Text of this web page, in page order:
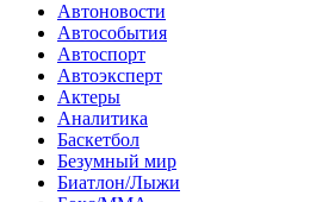
Автоновости
Автособытия
Автоспорт
Автоэксперт
Актеры
Аналитика
Баскетбол
Безумный мир
Биатлон/Лыжи